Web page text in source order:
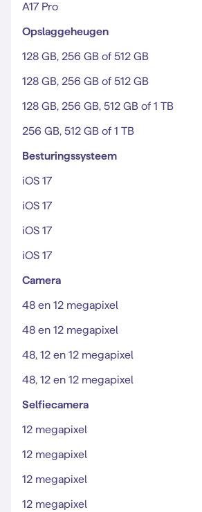
A17 Pro
Opslaggeheugen
128 GB, 256 GB of 512 GB
128 GB, 256 GB of 512 GB
128 GB, 256 GB, 512 GB of 1 TB
256 GB, 512 GB of 1 TB
Besturingssysteem
iOS 17
iOS 17
iOS 17
iOS 17
Camera
48 en 12 megapixel
48 en 12 megapixel
48, 12 en 12 megapixel
48, 12 en 12 megapixel
Selfiecamera
12 megapixel
12 megapixel
12 megapixel
12 megapixel